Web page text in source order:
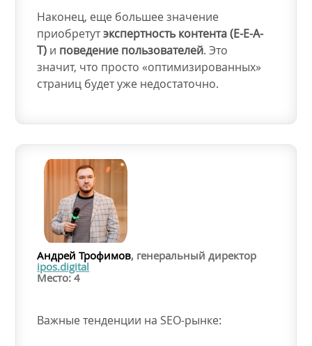
Наконец, еще большее значение
приобретутэкспертность контента (E-E-A-
T) и поведение пользователей. Это
значит, что просто «оптимизированных»
страниц будет уже недостаточно.
Андрей Трофимов, генеральный директор
ipos.digital
Место: 4
Важные тенденции на SEO-рынке: